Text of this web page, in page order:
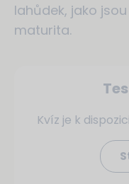
lahůdek, jako
maturita.
Kvíz je k